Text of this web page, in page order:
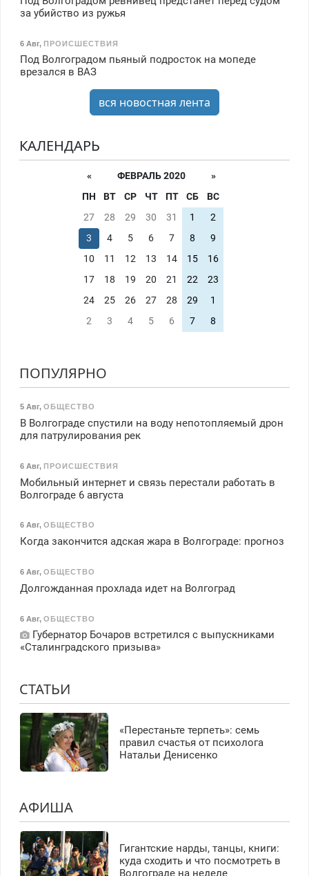
за убийство из ружья
6 Авг, ПРОИСШЕСТВИЯ
Под Волгоградом пьяный подросток на мопеде
врезался в ВАЗ
вся новостная лента
КАЛЕНДАРЬ
« ФЕВРАЛЬ 2020
»
ПН
ВТ СР ЧТ ПТ СБ
ВС
27
28 29 30 31 1
2
3
4 5 6 7 8
9
10
11 12 13 14 15
16
17
18 19 20 21 22
23
24
25 26 27 28 29
1
2
3 4 5 6 7 8
ПОПУЛЯРНО
5 Авг, ОБЩЕСТВО
В Волгограде спустили на воду непотопляемый дрон
для патрулирования рек
6 Авг, ПРОИСШЕСТВИЯ
Мобильный интернет и связь перестали работать в
Волгограде 6 августа
6 Авг, ОБЩЕСТВО
Когда закончится адская жара в Волгограде: прогноз
6 Авг, ОБЩЕСТВО
Долгожданная прохлада идет на Волгоград
6 Авг, ОБЩЕСТВО
Губернатор Бочаров встретился с выпускниками
«Сталинградского призыва»
СТАТЬИ
«Перестаньте терпеть»: семь
правил счастья от психолога
Натальи Денисенко
АФИША
Гигантские нарды, танцы, книги:
куда сходить и что посмотреть в
Волгограде на неделе